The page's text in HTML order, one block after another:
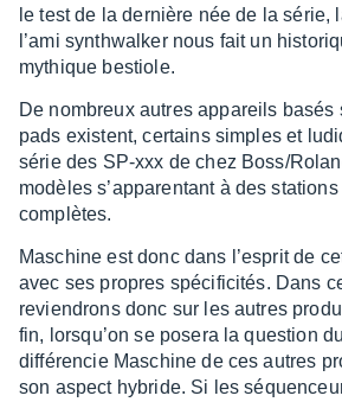
le test de la dernière née de la série,
l’ami synth­wal­ker nous fait un
mythique bestiole.
De nombreux autres appa­reils basés
pads existent, certains simples et
série des SP-xxx de chez Boss/
modèles s’ap­pa­ren­tant à des
complètes.
Maschine est donc dans l’es­prit de
avec ses propres spéci­fi­ci­tés. Dans
revien­drons donc sur les autres
fin, lorsqu’on se posera la ques­tion
diffé­ren­cie Maschine de ces autres
son aspect hybride. Si les